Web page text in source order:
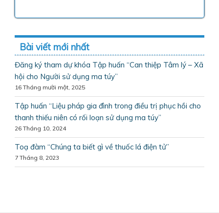
Bài viết mới nhất
Đăng ký tham dự khóa Tập huấn “Can thiệp Tâm lý – Xã
hội cho Người sử dụng ma túy”
16 Tháng mười một, 2025
Tập huấn “Liệu pháp gia đình trong điều trị phục hồi cho
thanh thiếu niên có rối loạn sử dụng ma túy”
26 Tháng 10, 2024
Toạ đàm “Chúng ta biết gì về thuốc lá điện tử”
7 Tháng 8, 2023